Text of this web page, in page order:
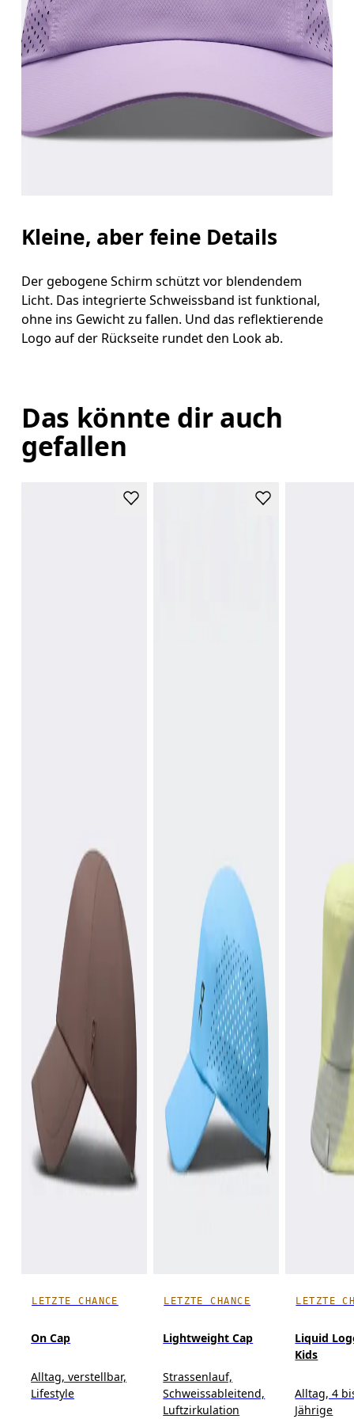
Kleine, aber feine Details
Der gebogene Schirm schützt vor blendendem
Licht. Das integrierte Schweissband ist funktional,
ohne ins Gewicht zu fallen. Und das reflektierende
Logo auf der Rückseite rundet den Look ab.
Das könnte dir auch
gefallen
LETZTE CHANCE
On Cap
Alltag, verstellbar,
Lifestyle
LETZTE CHANCE
Lightweight Cap
Strassenlauf,
Schweissableitend,
Luftzirkulation
LETZTE
Liquid
Kids
Alltag, 4
Jährige